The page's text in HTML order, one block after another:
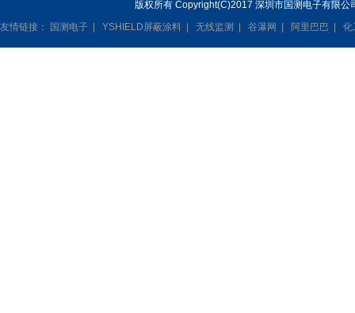
版权所有 Copyright(C)2017 深圳市国测电子有限公
友情链接：
国测电子 YSHIELD屏蔽涂料 无线监测 谷瀑网 阿里巴巴 化